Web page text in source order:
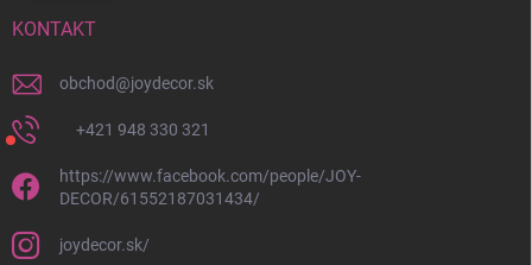
KONTAKT
obchod@joydecor.sk
+421 948 330 321
https://www.facebook.com/people/JOY-
DECOR/61552187031434/
joydecor.sk/